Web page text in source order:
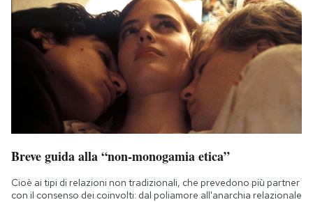
Breve guida alla “non-monogamia etica”
Cioè ai tipi di relazioni non tradizionali, che prevedono più partner
con il consenso dei coinvolti: dal poliamore all'anarchia relazionale